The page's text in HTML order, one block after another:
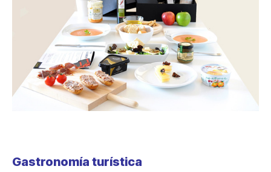
Gastronomía turística